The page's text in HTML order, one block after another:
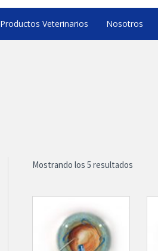
Productos Veterinarios Nosotros
Mostrando los 5 resultados